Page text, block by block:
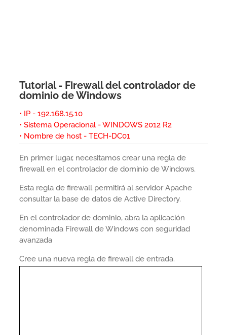
Tutorial - Firewall del controlador de
dominio de Windows
• IP - 192.168.15.10
• Sistema Operacional - WINDOWS 2012 R2
• Nombre de host - TECH-DC01
En primer lugar, necesitamos crear una regla de
firewall en el controlador de dominio de Windows.
Esta regla de firewall permitirá al servidor Apache
consultar la base de datos de Active Directory.
En el controlador de dominio, abra la aplicación
denominada Firewall de Windows con seguridad
avanzada
Cree una nueva regla de firewall de entrada.